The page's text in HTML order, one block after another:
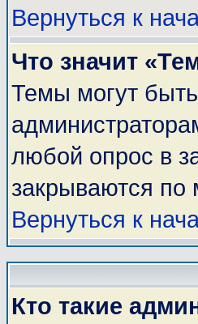
Вернуться к
Что значит
Темы могут
любой опрос в
закрываются по
Вернуться к
Кто такие